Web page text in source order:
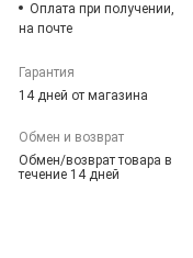
Оплата при получении,
на почте
Гарантия
14 дней от магазина
Обмен и возврат
Обмен/возврат товара в
течение 14 дней